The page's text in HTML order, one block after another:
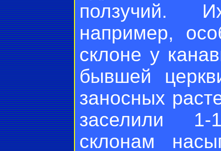
ползучий.
например,
склоне у
бывшей
заносных
заселили
склонам